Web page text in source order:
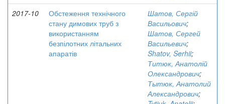
2017-10
Обстеження технічного
стану димових труб з
використанням
безпілотних літальних
апаратів
Шатов, Сергій
Васильович;
Шатов, Сергей
Васильевич;
Shatov, Serhii;
Титюк, Анатолій
Олександрович;
Тытюк, Анатолий
Александрович;